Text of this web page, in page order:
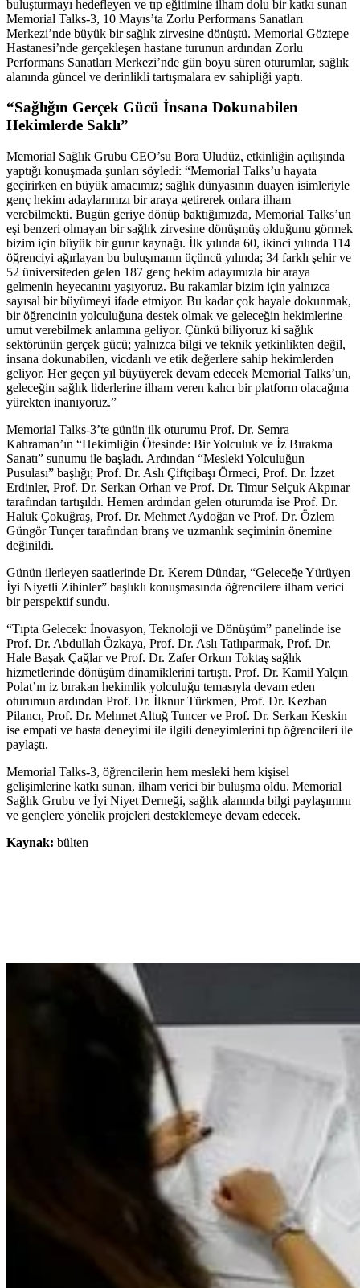
buluşturmayı hedefleyen ve tıp eğitimine ilham dolu bir katkı sunan
Memorial Talks-3, 10 Mayıs’ta Zorlu Performans Sanatları
Merkezi’nde büyük bir sağlık zirvesine dönüştü. Memorial Göztepe
Hastanesi’nde gerçekleşen hastane turunun ardından Zorlu
Performans Sanatları Merkezi’nde gün boyu süren oturumlar, sağlık
alanında güncel ve derinlikli tartışmalara ev sahipliği yaptı.
“Sağlığın Gerçek Gücü İnsana Dokunabilen
Hekimlerde Saklı”
Memorial Sağlık Grubu CEO’su Bora Uludüz, etkinliğin açılışında
yaptığı konuşmada şunları söyledi: “Memorial Talks’u hayata
geçirirken en büyük amacımız; sağlık dünyasının duayen isimleriyle
genç hekim adaylarımızı bir araya getirerek onlara ilham
verebilmekti. Bugün geriye dönüp baktığımızda, Memorial Talks’un
eşi benzeri olmayan bir sağlık zirvesine dönüşmüş olduğunu görmek
bizim için büyük bir gurur kaynağı. İlk yılında 60, ikinci yılında 114
öğrenciyi ağırlayan bu buluşmanın üçüncü yılında; 34 farklı şehir ve
52 üniversiteden gelen 187 genç hekim adayımızla bir araya
gelmenin heyecanını yaşıyoruz. Bu rakamlar bizim için yalnızca
sayısal bir büyümeyi ifade etmiyor. Bu kadar çok hayale dokunmak,
bir öğrencinin yolculuğuna destek olmak ve geleceğin hekimlerine
umut verebilmek anlamına geliyor. Çünkü biliyoruz ki sağlık
sektörünün gerçek gücü; yalnızca bilgi ve teknik yetkinlikten değil,
insana dokunabilen, vicdanlı ve etik değerlere sahip hekimlerden
geliyor. Her geçen yıl büyüyerek devam edecek Memorial Talks’un,
geleceğin sağlık liderlerine ilham veren kalıcı bir platform olacağına
yürekten inanıyoruz.”
Memorial Talks-3’te günün ilk oturumu Prof. Dr. Semra
Kahraman’ın “Hekimliğin Ötesinde: Bir Yolculuk ve İz Bırakma
Sanatı” sunumu ile başladı. Ardından “Mesleki Yolculuğun
Pusulası” başlığı; Prof. Dr. Aslı Çiftçibaşı Örmeci, Prof. Dr. İzzet
Erdinler, Prof. Dr. Serkan Orhan ve Prof. Dr. Timur Selçuk Akpınar
tarafından tartışıldı. Hemen ardından gelen oturumda ise Prof. Dr.
Haluk Çokuğraş, Prof. Dr. Mehmet Aydoğan ve Prof. Dr. Özlem
Güngör Tunçer tarafından branş ve uzmanlık seçiminin önemine
değinildi.
Günün ilerleyen saatlerinde Dr. Kerem Dündar, “Geleceğe Yürüyen
İyi Niyetli Zihinler” başlıklı konuşmasında öğrencilere ilham verici
bir perspektif sundu.
“Tıpta Gelecek: İnovasyon, Teknoloji ve Dönüşüm” panelinde ise
Prof. Dr. Abdullah Özkaya, Prof. Dr. Aslı Tatlıparmak, Prof. Dr.
Hale Başak Çağlar ve Prof. Dr. Zafer Orkun Toktaş sağlık
hizmetlerinde dönüşüm dinamiklerini tartıştı. Prof. Dr. Kamil Yalçın
Polat’ın iz bırakan hekimlik yolculuğu temasıyla devam eden
oturumun ardından Prof. Dr. İlknur Türkmen, Prof. Dr. Kezban
Pilancı, Prof. Dr. Mehmet Altuğ Tuncer ve Prof. Dr. Serkan Keskin
ise empati ve hasta deneyimi ile ilgili deneyimlerini tıp öğrencileri ile
paylaştı.
Memorial Talks-3, öğrencilerin hem mesleki hem kişisel
gelişimlerine katkı sunan, ilham verici bir buluşma oldu. Memorial
Sağlık Grubu ve İyi Niyet Derneği, sağlık alanında bilgi paylaşımını
ve gençlere yönelik projeleri desteklemeye devam edecek.
Kaynak: bülten